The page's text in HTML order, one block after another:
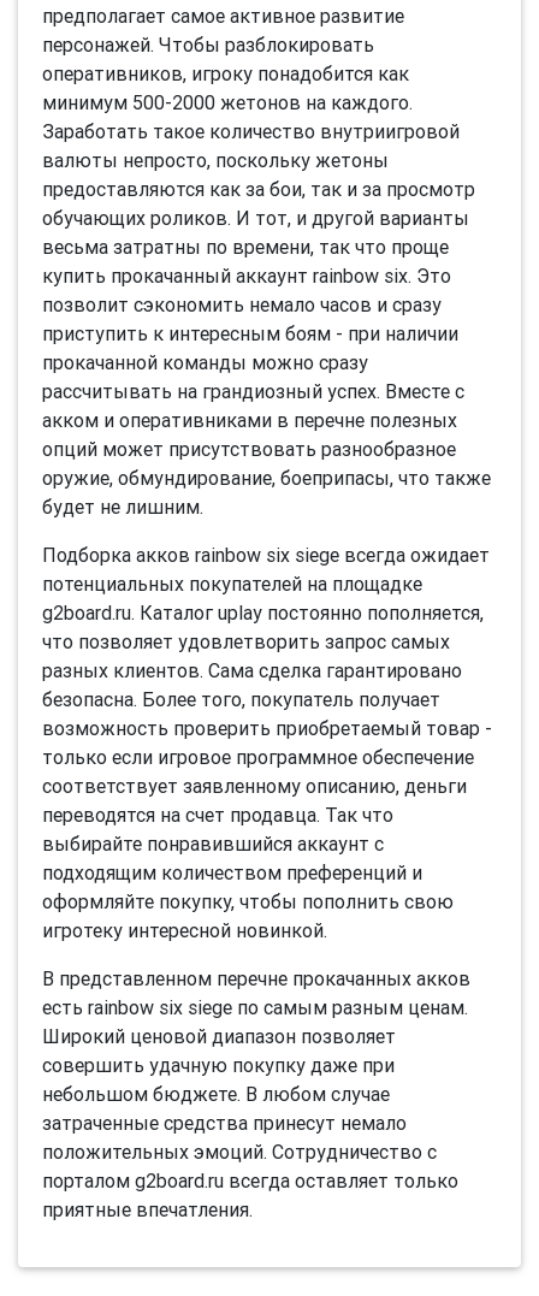
предполагает самое активное развитие
персонажей. Чтобы разблокировать
оперативников, игроку понадобится как
минимум 500-2000 жетонов на каждого.
Заработать такое количество внутриигровой
валюты непросто, поскольку жетоны
предоставляются как за бои, так и за просмотр
обучающих роликов. И тот, и другой варианты
весьма затратны по времени, так что проще
купить прокачанный аккаунт rainbow six. Это
позволит сэкономить немало часов и сразу
приступить к интересным боям - при наличии
прокачанной команды можно сразу
рассчитывать на грандиозный успех. Вместе с
акком и оперативниками в перечне полезных
опций может присутствовать разнообразное
оружие, обмундирование, боеприпасы, что также
будет не лишним.
Подборка акков rainbow six siege всегда ожидает
потенциальных покупателей на площадке
g2board.ru. Каталог uplay постоянно пополняется,
что позволяет удовлетворить запрос самых
разных клиентов. Сама сделка гарантировано
безопасна. Более того, покупатель получает
возможность проверить приобретаемый товар -
только если игровое программное обеспечение
соответствует заявленному описанию, деньги
переводятся на счет продавца. Так что
выбирайте понравившийся аккаунт с
подходящим количеством преференций и
оформляйте покупку, чтобы пополнить свою
игротеку интересной новинкой.
В представленном перечне прокачанных акков
есть rainbow six siege по самым разным ценам.
Широкий ценовой диапазон позволяет
совершить удачную покупку даже при
небольшом бюджете. В любом случае
затраченные средства принесут немало
положительных эмоций. Сотрудничество с
порталом g2board.ru всегда оставляет только
приятные впечатления.